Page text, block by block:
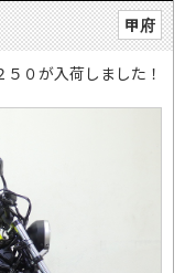
甲府
０が入荷しました！